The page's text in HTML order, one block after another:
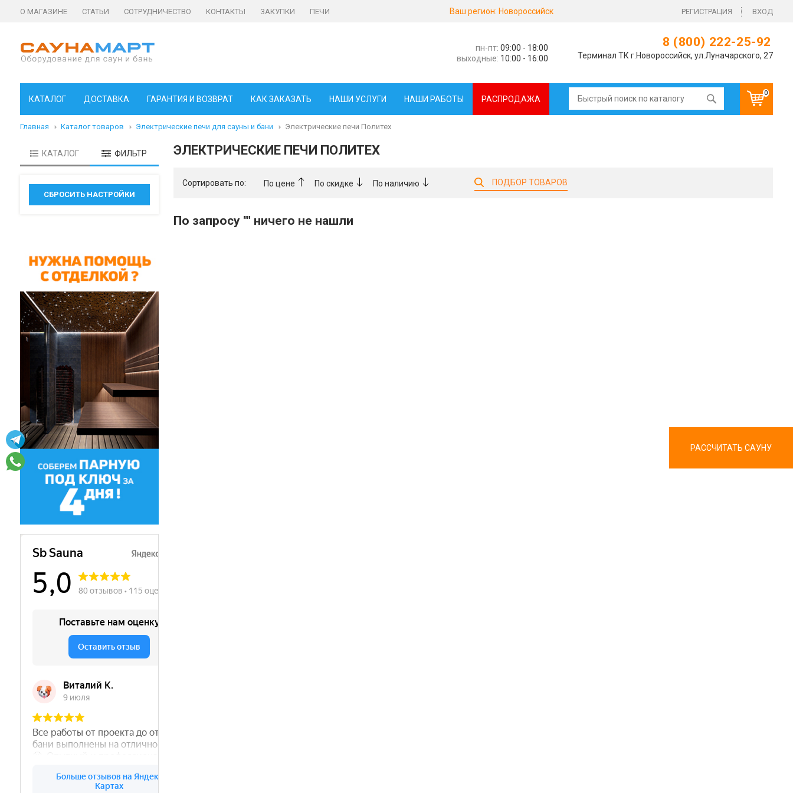
О МАГАЗИНЕ СТАТЬИ СОТРУДНИЧЕСТВО КОНТАКТЫ ЗАКУПКИ ПЕЧИ Ваш регион: Новороссийск РЕГИСТРАЦИЯ ВХОД
пн-пт: 09:00 - 18:00
выходные: 10:00 - 16:00
8 (800) 222-25-92
Терминал ТК г.Новороссийск, ул.Луначарского, 27
КАТАЛОГ ДОСТАВКА ГАРАНТИЯ И ВОЗВРАТ КАК ЗАКАЗАТЬ НАШИ УСЛУГИ НАШИ РАБОТЫ РАСПРОДАЖА
0
РАССЧИТАТЬ САУНУ
Главная Каталог товаров Электрические печи для сауны и бани Электрические печи Политех
КАТАЛОГ ФИЛЬТР ЭЛЕКТРИЧЕСКИЕ ПЕЧИ ПОЛИТЕХ
Сортировать по: По цене По скидке По наличию ПОДБОР ТОВАРОВ
По запросу "" ничего не нашли